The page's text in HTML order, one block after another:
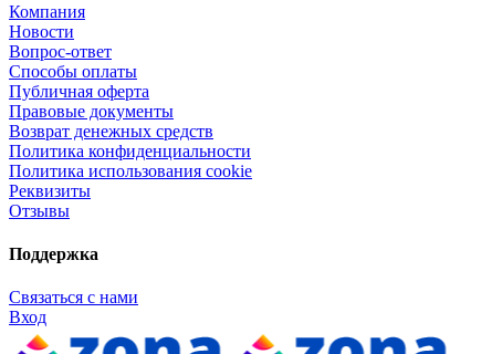
Компания
Новости
Вопрос-ответ
Способы оплаты
Публичная оферта
Правовые документы
Возврат денежных средств
Политика конфиденциальности
Политика использования cookie
Реквизиты
Отзывы
Поддержка
Связаться с нами
Вход